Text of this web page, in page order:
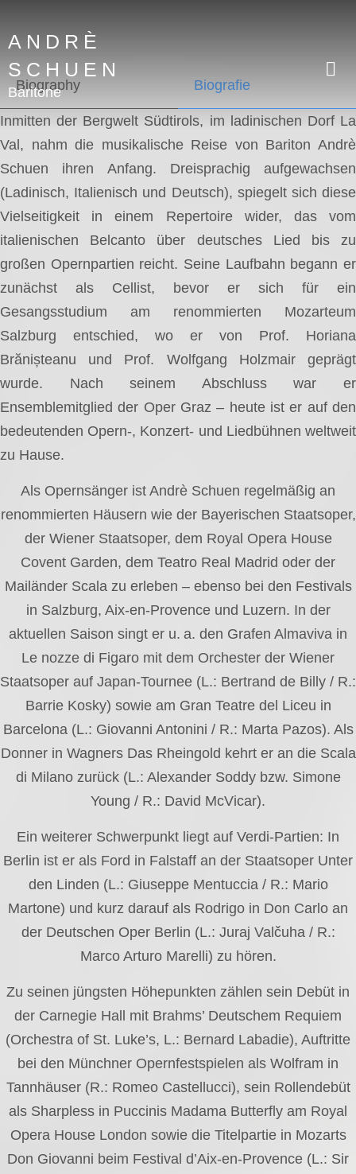
ANDRÈ
SCHUEN
Baritone
Biography Biografie
Inmitten der Bergwelt Südtirols, im ladinischen Dorf La
Val, nahm die musikalische Reise von Bariton Andrè
Schuen ihren Anfang. Dreisprachig aufgewachsen
(Ladinisch, Italienisch und Deutsch), spiegelt sich diese
Vielseitigkeit in einem Repertoire wider, das vom
italienischen Belcanto über deutsches Lied bis zu
großen Opernpartien reicht. Seine Laufbahn begann er
zunächst als Cellist, bevor er sich für ein
Gesangsstudium am renommierten Mozarteum
Salzburg entschied, wo er von Prof. Horiana
Brănișteanu und Prof. Wolfgang Holzmair geprägt
wurde. Nach seinem Abschluss war er
Ensemblemitglied der Oper Graz – heute ist er auf den
bedeutenden Opern-, Konzert- und Liedbühnen weltweit
zu Hause.
Als Opernsänger ist Andrè Schuen regelmäßig an
renommierten Häusern wie der Bayerischen Staatsoper,
der Wiener Staatsoper, dem Royal Opera House
Covent Garden, dem Teatro Real Madrid oder der
Mailänder Scala zu erleben – ebenso bei den Festivals
in Salzburg, Aix-en-Provence und Luzern. In der
aktuellen Saison singt er u. a. den Grafen Almaviva in
Le nozze di Figaro mit dem Orchester der Wiener
Staatsoper auf Japan-Tournee (L.: Bertrand de Billy / R.:
Barrie Kosky) sowie am Gran Teatre del Liceu in
Barcelona (L.: Giovanni Antonini / R.: Marta Pazos). Als
Donner in Wagners Das Rheingold kehrt er an die Scala
di Milano zurück (L.: Alexander Soddy bzw. Simone
Young / R.: David McVicar).
Ein weiterer Schwerpunkt liegt auf Verdi-Partien: In
Berlin ist er als Ford in Falstaff an der Staatsoper Unter
den Linden (L.: Giuseppe Mentuccia / R.: Mario
Martone) und kurz darauf als Rodrigo in Don Carlo an
der Deutschen Oper Berlin (L.: Juraj Valčuha / R.:
Marco Arturo Marelli) zu hören.
Zu seinen jüngsten Höhepunkten zählen sein Debüt in
der Carnegie Hall mit Brahms’ Deutschem Requiem
(Orchestra of St. Luke’s, L.: Bernard Labadie), Auftritte
bei den Münchner Opernfestspielen als Wolfram in
Tannhäuser (R.: Romeo Castellucci), sein Rollendebüt
als Sharpless in Puccinis Madama Butterfly am Royal
Opera House London sowie die Titelpartie in Mozarts
Don Giovanni beim Festival d’Aix-en-Provence (L.: Sir